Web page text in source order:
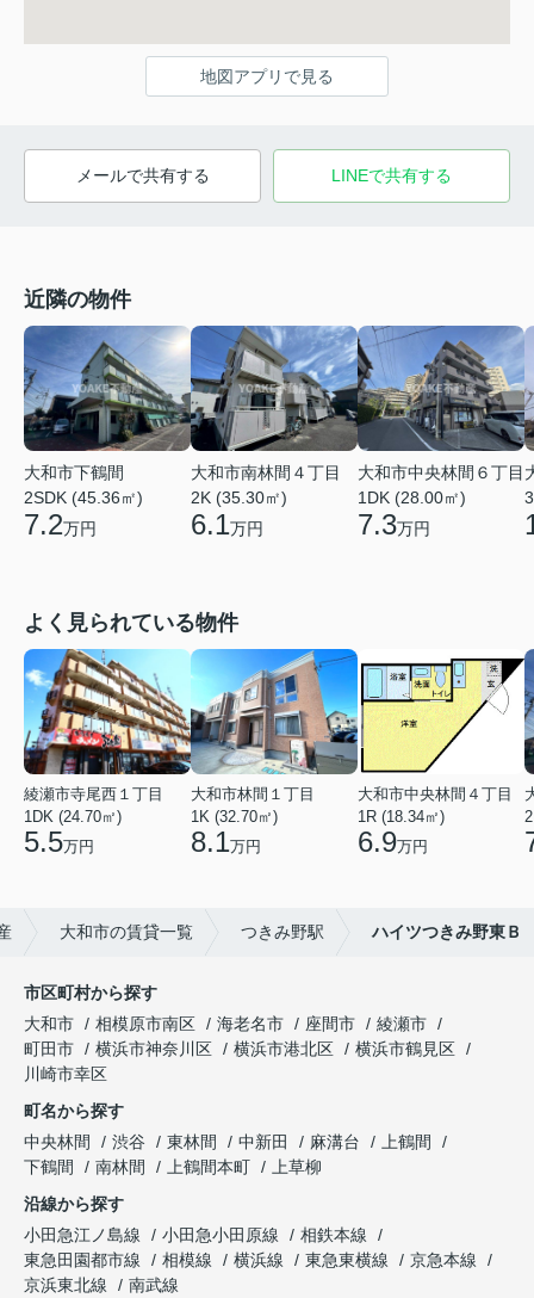
地図アプリで見る
メールで共有する LINEで共有する
近隣の物件
大和市下鶴間
2SDK (45.36㎡)
7.2万円
大和市南林間４丁目
2K (35.30㎡)
6.1万円
大和市中央林間６丁目
1DK (28.00㎡)
7.3万円
よく見られている物件
綾瀬市寺尾西１丁目
1DK (24.70㎡)
5.5万円
大和市林間１丁目
1K (32.70㎡)
8.1万円
大和市中央林間４丁目
1R (18.34㎡)
6.9万円
大和市の賃貸一覧 つきみ野駅 ハイツつきみ野東Ｂ
市区町村から探す
大和市
相模原市南区 海老名市 座間市
綾瀬市
町田市
横浜市神奈川区 横浜市港北区
横浜市鶴見区
川崎市幸区
町名から探す
中央林間
渋谷 東林間 中新田 麻溝台
上鶴間
下鶴間
南林間 上鶴間本町
上草柳
沿線から探す
小田急江ノ島線
小田急小田原線
相鉄本線
東急田園都市線
相模線 横浜線 東急東横線
京急本線
京浜東北線
南武線